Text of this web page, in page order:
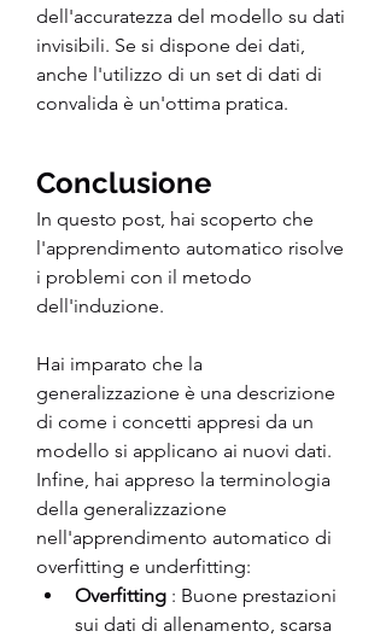
dell'accuratezza del modello su dati
invisibili. Se si dispone dei dati,
anche l'utilizzo di un set di dati di
convalida è un'ottima pratica.
Conclusione
In questo post, hai scoperto che
l'apprendimento automatico risolve
i problemi con il metodo
dell'induzione.
Hai imparato che la
generalizzazione è una descrizione
di come i concetti appresi da un
modello si applicano ai nuovi dati.
Infine, hai appreso la terminologia
della generalizzazione
nell'apprendimento automatico di
overfitting e underfitting:
Overfitting : Buone prestazioni
sui dati di allenamento, scarsa